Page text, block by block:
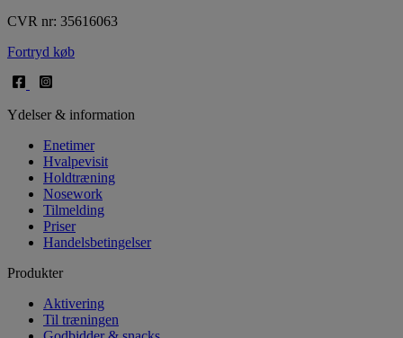
CVR nr: 35616063
Fortryd køb
Ydelser & information
Enetimer
Hvalpevisit
Holdtræning
Nosework
Tilmelding
Priser
Handelsbetingelser
Produkter
Aktivering
Til træningen